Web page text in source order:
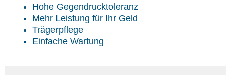
Hohe Gegendrucktoleranz
Mehr Leistung für Ihr Geld
Trägerpflege
Einfache Wartung